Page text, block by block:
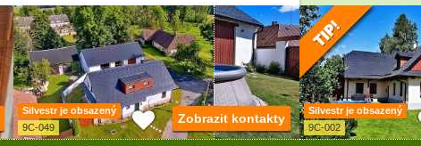
Silvestr je obsazený
9C-049
Zobrazit kontakty
Silvestr je obsazený
9C-002